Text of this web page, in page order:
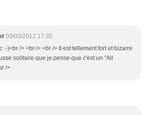
09/03/2012 17:35
:-)<br /> <br /> <br /> Il est tellement fort et bizarre
solitaire que je pense que c'est un "Ail
/>